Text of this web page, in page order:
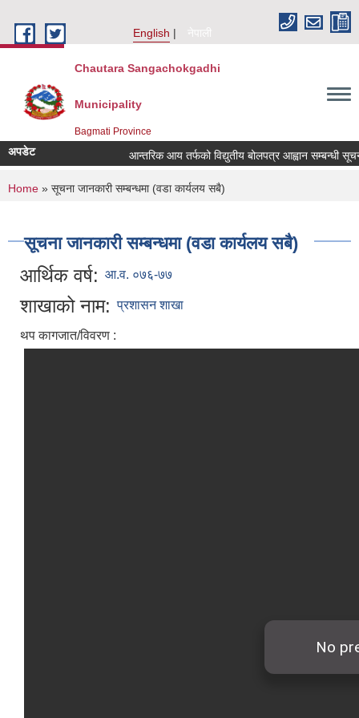
English
नेपाली
Chautara Sangachokgadhi
Municipality
Bagmati Province
अपडेट आन्तरिक आय तर्फको विद्युतीय बोलपत्र आह्वान सम्बन्धी सूचना
You are here
Home » सूचना जानकारी सम्बन्धमा (वडा कार्यलय सबै)
सूचना जानकारी सम्बन्धमा (वडा कार्यलय सबै)
आर्थिक वर्ष: आ.व. ०७६-७७
शाखाको नाम: प्रशासन शाखा
थप कागजात/विवरण :